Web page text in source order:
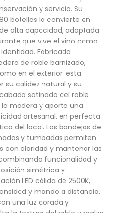
y servicio. Su
botellas la convierte en
alta capacidad, adaptada
que vive el vino como
Fabricada
de roble barnizado,
en el exterior, esta
su calidez natural y su
satinado del roble
madera y aporta una
artesanal, en perfecta
del local. Las bandejas de
y tumbadas permiten
con claridad y mantener las
funcionalidad y
simétrica y
LED cálida de 2500K,
y mando a distancia,
una luz dorada y